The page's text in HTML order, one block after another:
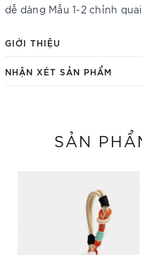
dễ dàng Mẫu 1-2 chỉnh
GIỚI THIỆU
NHẬN XÉT SẢN PHẨM
SẢN